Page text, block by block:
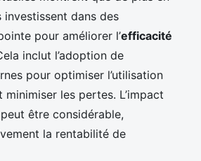
investissent dans des
pour améliorer l’efficacité
inclut l’adoption de
pour optimiser l’utilisation
minimiser les pertes. L’impact
être considérable,
la rentabilité de